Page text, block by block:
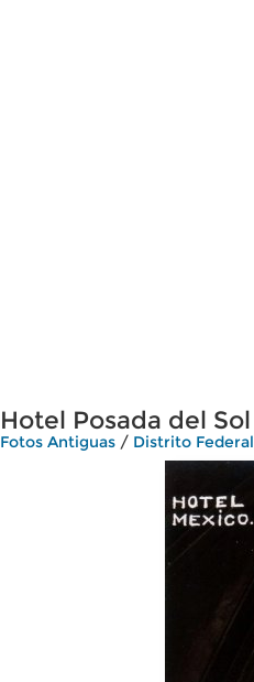
Hotel Posada del Sol
Fotos Antiguas / Distrito Federal